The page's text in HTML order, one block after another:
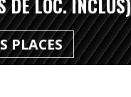
PLACES